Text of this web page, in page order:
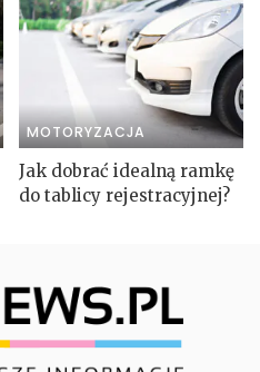
MOTORYZACJA
Jak dobrać idealną ramkę
do tablicy rejestracyjnej?